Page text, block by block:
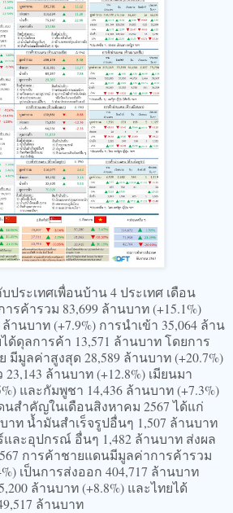
ะเทศเพื่อนบ้าน 4 ประเทศ เดือน
รค้ารวม 83,699 ล้านบาท (+15.1%)
านบาท (+7.9%) การนำเข้า 35,064 ล้าน
ด้ดุลการค้า 13,571 ล้านบาท โดยการ
มีมูลค่าสูงสุด 28,589 ล้านบาท (+20.7%)
ล้านบาท (+12.8%) เมียนมา
และกัมพูชา 14,436 ล้านบาท (+7.3%)
สำคัญในเดือนสิงหาคม 2567 ได้แก่
าท น้ำมันสำเร็จรูปอื่นๆ 1,507 ล้านบาท
และอุปกรณ์ อื่นๆ 1,482 ล้านบาท ส่งผล
การค้าชายแดนมีมูลค่าการค้ารวม
เป็นการส่งออก 404,717 ล้านบาท
ล้านบาท (+8.8%) และไทยได้
ล้านบาท